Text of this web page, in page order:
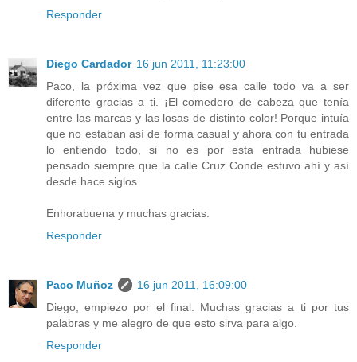
Responder
Diego Cardador 16 jun 2011, 11:23:00
Paco, la próxima vez que pise esa calle todo va a ser
diferente gracias a ti. ¡El comedero de cabeza que tenía
entre las marcas y las losas de distinto color! Porque intuía
que no estaban así de forma casual y ahora con tu entrada
lo entiendo todo, si no es por esta entrada hubiese
pensado siempre que la calle Cruz Conde estuvo ahí y así
desde hace siglos.
Enhorabuena y muchas gracias.
Responder
Paco Muñoz
16 jun 2011, 16:09:00
Diego, empiezo por el final. Muchas gracias a ti por tus
palabras y me alegro de que esto sirva para algo.
Responder